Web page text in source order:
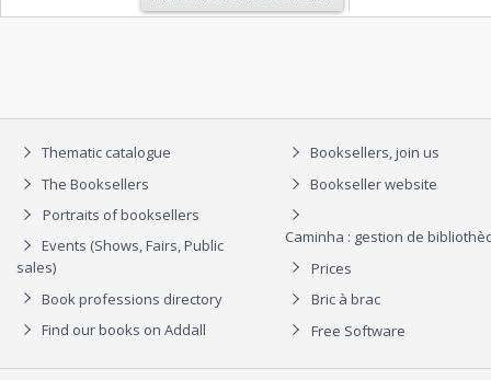
Thematic catalogue
The Booksellers
Portraits of booksellers
Events (Shows, Fairs, Public
sales)
Book professions directory
Find our books on Addall
Booksellers, join us
Bookseller website
Caminha : gestion de
Prices
Bric à brac
Free Software